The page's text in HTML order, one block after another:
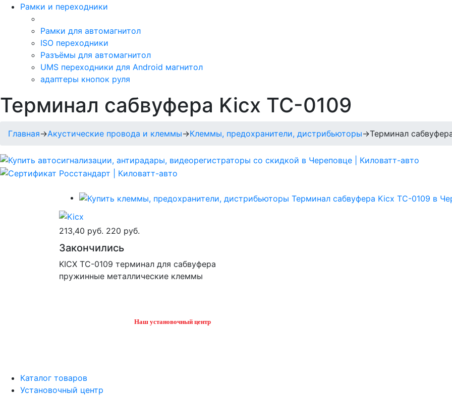
Рамки и переходники
Рамки для автомагнитол
ISO переходники
Разъёмы для автомагнитол
UMS переходники для Android магнитол
адаптеры кнопок руля
Терминал сабвуфера Kicx TC-0109
Главная→Акустические провода и клеммы→Клеммы, предохранители, дистрибьюторы→Терминал
213,40 руб. 220 руб.
Закончились
KICX TC-0109 терминал для сабвуфера
пружинные металлические клеммы
Наш установочный центр
Каталог товаров
Установочный центр